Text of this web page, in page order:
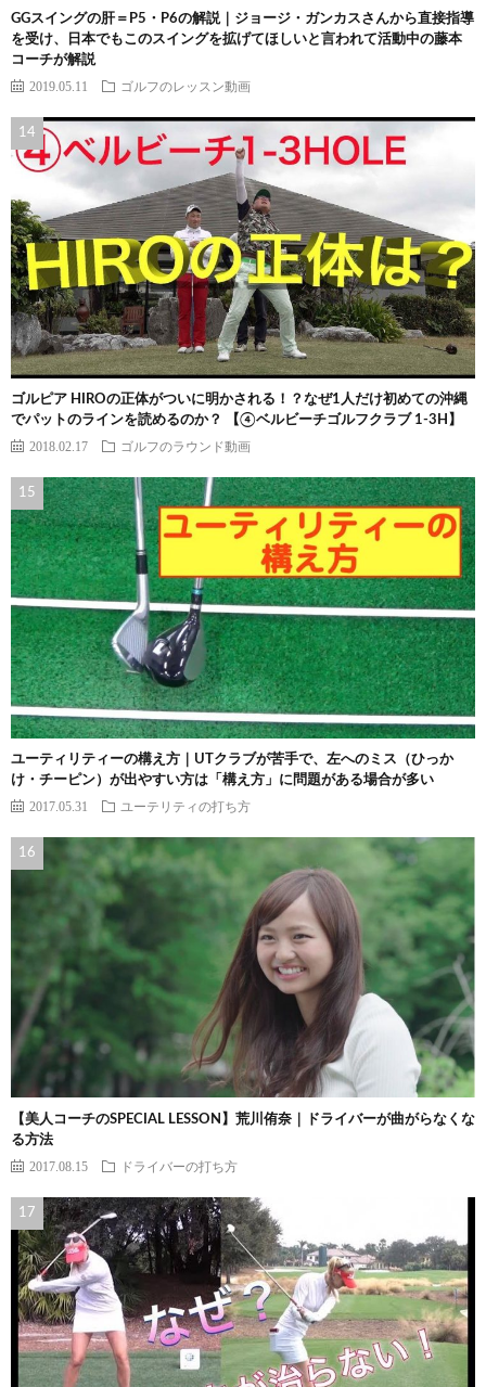
GGスイングの肝＝P5・P6の解説｜ジョージ・ガンカスさんから直接指導
を受け、日本でもこのスイングを拡げてほしいと言われて活動中の藤本
コーチが解説
2019.05.11 ゴルフのレッスン動画
ゴルピア HIROの正体がついに明かされる！？なぜ1人だけ初めての沖縄
でパットのラインを読めるのか？ 【④ベルビーチゴルフクラブ 1-3H】
2018.02.17 ゴルフのラウンド動画
ユーティリティーの構え方｜UTクラブが苦手で、左へのミス（ひっか
け・チーピン）が出やすい方は「構え方」に問題がある場合が多い
2017.05.31 ユーテリティの打ち方
【美人コーチのSPECIAL LESSON】荒川侑奈｜ドライバーが曲がらなくな
る方法
2017.08.15 ドライバーの打ち方